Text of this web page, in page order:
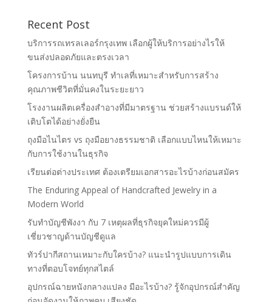
Recent Post
บริการรถเทรลเลอร์กรุงเทพ เลือกผู้ให้บริการอย่างไรให้
ขนส่งปลอดภัยและตรงเวลา
โครงการบ้าน นนทบุรี ทำเลที่เหมาะสำหรับการสร้าง
คุณภาพชีวิตที่มั่นคงในระยะยาว
โรงงานผลิตเครื่องสำอางที่มีมาตรฐาน ช่วยสร้างแบรนด์ให้
เติบโตได้อย่างยั่งยืน
ถุงมือไนไตร vs ถุงมือยางธรรมชาติ เลือกแบบไหนให้เหมาะ
กับการใช้งานในธุรกิจ
เรียนต่อต่างประเทศ ต้องเตรียมเอกสารอะไรบ้างก่อนสมัคร
The Enduring Appeal of Handcrafted Jewelry in a
Modern World
รับทำบัญชีพังงา กับ 7 เหตุผลที่ธุรกิจยุคใหม่ควรมีผู้
เชี่ยวชาญด้านบัญชีดูแล
ทัวร์ปากีสถานเหมาะกับใครบ้าง? แนะนำรูปแบบการเดิน
ทางที่ตอบโจทย์ทุกสไตล์
อุปกรณ์ฉายหนังกลางแปลง มีอะไรบ้าง? รู้จักอุปกรณ์สำคัญ